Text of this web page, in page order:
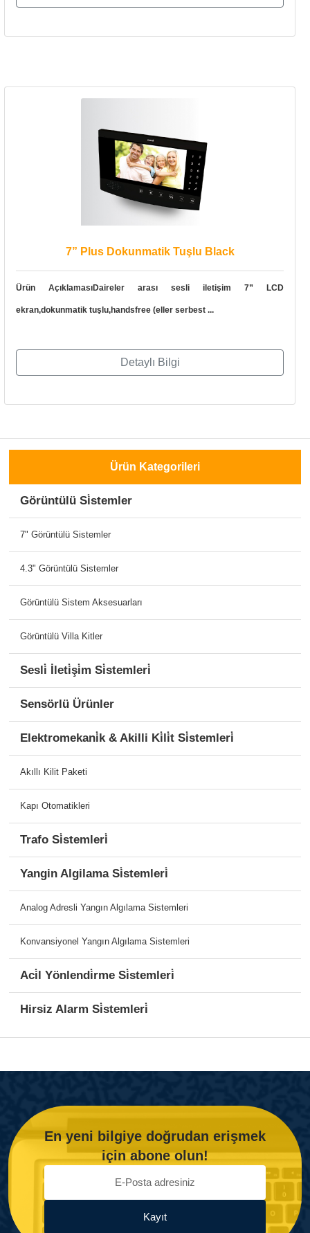
Ürün Kategorileri
Görüntülü Si̇stemler
7" Görüntülü Sistemler
4.3" Görüntülü Sistemler
Görüntülü Sistem Aksesuarları
Görüntülü Villa Kitler
Sesli̇ İleti̇şi̇m Si̇stemleri̇
Sensörlü Ürünler
Elektromekani̇k & Akilli Ki̇li̇t Si̇stemleri̇
Akıllı Kilit Paketi
Kapı Otomatikleri
Trafo Si̇stemleri̇
Yangin Algilama Si̇stemleri̇
Analog Adresli Yangın Algılama Sistemleri
Konvansiyonel Yangın Algılama Sistemleri
Aci̇l Yönlendi̇rme Si̇stemleri̇
Hirsiz Alarm Si̇stemleri̇
7” Plus Dokunmatik Tuşlu Black
Ürün AçıklamasıDaireler arası sesli iletişim 7” LCD
ekran,dokunmatik tuşlu,handsfree (eller serbest ...
Detaylı Bilgi
En yeni bilgiye doğrudan erişmek
için abone olun!
Kayıt